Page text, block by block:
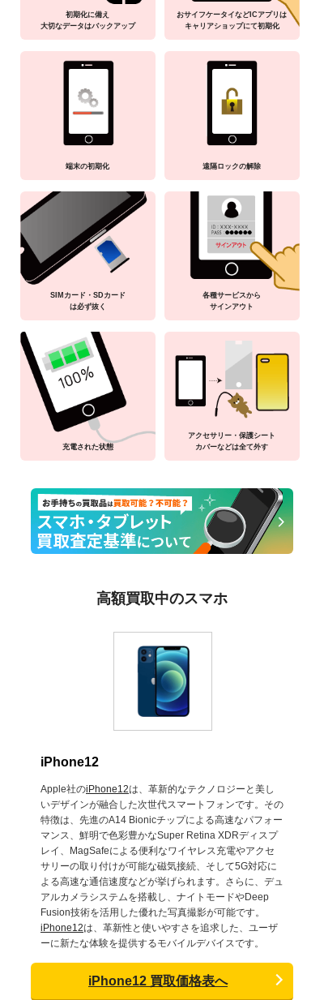
初期化に備え
大切なデータはバックアップ
おサイフケータイなどICアプリは
キャリアショップにて初期化
端末の初期化 遠隔ロックの解除
SIMカード・SDカード
は必ず抜く
各種サービスから
サインアウト
充電された状態
アクセサリー・保護シート
カバーなどは全て外す
高額買取中のスマホ
iPhone12
Apple社のiPhone12は、革新的なテクノロジーと美し
いデザインが融合した次世代スマートフォンです。その
特徴は、先進のA14 Bionicチップによる高速なパフォー
マンス、鮮明で色彩豊かなSuper Retina XDRディスプ
レイ、MagSafeによる便利なワイヤレス充電やアクセ
サリーの取り付けが可能な磁気接続、そして5G対応に
よる高速な通信速度などが挙げられます。さらに、デュ
アルカメラシステムを搭載し、ナイトモードやDeep
Fusion技術を活用した優れた写真撮影が可能です。
iPhone12は、革新性と使いやすさを追求した、ユーザ
ーに新たな体験を提供するモバイルデバイスです。
iPhone12 買取価格表へ